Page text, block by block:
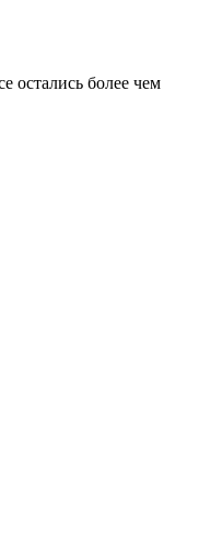
остались более чем